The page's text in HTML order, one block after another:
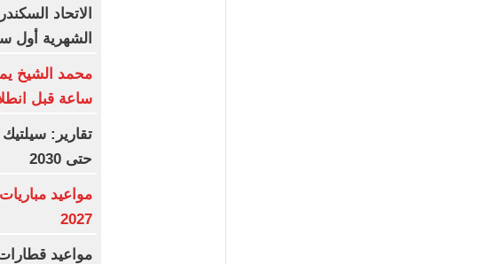
الاتحاد
الشهرية أول
ساعة قبل
تقارير:
حتى 2030
2027
مواعيد